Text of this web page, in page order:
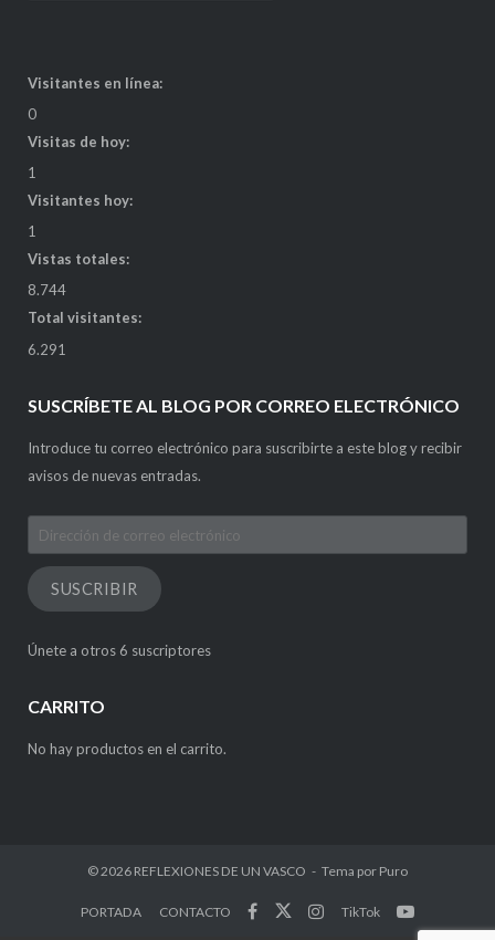
Visitantes en línea:
0
Visitas de hoy:
1
Visitantes hoy:
1
Vistas totales:
8.744
Total visitantes:
6.291
SUSCRÍBETE AL BLOG POR CORREO ELECTRÓNICO
Introduce tu correo electrónico para suscribirte a este blog y recibir
avisos de nuevas entradas.
Dirección
de
correo
electrónico
SUSCRIBIR
Únete a otros 6 suscriptores
CARRITO
No hay productos en el carrito.
© 2026 REFLEXIONES DE UN VASCO Tema por Puro
PORTADA CONTACTO TikTok